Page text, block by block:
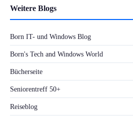
Weitere Blogs
Born IT- und Windows Blog
Born's Tech and Windows World
Bücherseite
Seniorentreff 50+
Reiseblog